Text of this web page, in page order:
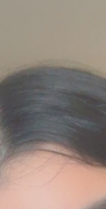
geschikte
in Almere en kies voor
met een geschikte
match te komen kun je zelf
en vervolgens het
gevoel bij hebt. Je kunt ook
als je bijvoorbeeld
Een tip van ons: ga eerst eens
kijken of jullie een goede
voelt bij het wandelmaatje in